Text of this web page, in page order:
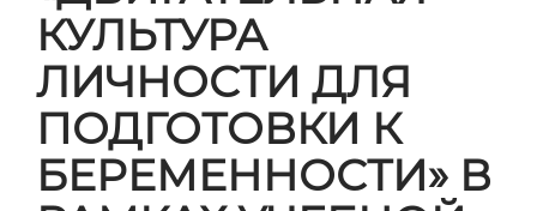
КУЛЬТУРА
ЛИЧНОСТИ ДЛЯ
ПОДГОТОВКИ К
БЕРЕМЕННОСТИ» В